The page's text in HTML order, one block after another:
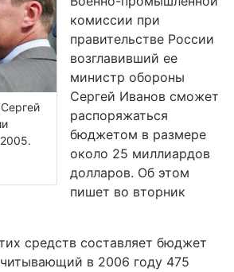
комиссии при
правительстве России
возглавивший ее
министр обороны
Сергей Иванов сможет
распоряжаться
бюджетом в размере
около 25 миллиардов
долларов. Об этом
пишет во вторник
средств составляет бюджет
в 2006 году 475